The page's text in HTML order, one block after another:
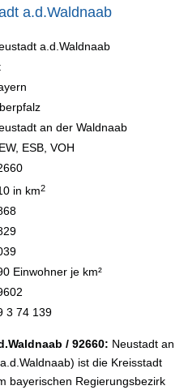
a.d.Waldnaab
a.d.Waldnaab
an der Waldnaab
ESB, VOH
in km2
Einwohner je km²
3 74 139
/ 92660: Neustadt an
ist die Kreisstadt
bayerischen Regierungsbezirk